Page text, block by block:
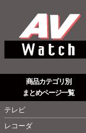
商品カテゴリ別
まとめページ一覧
テレビ
レコーダ